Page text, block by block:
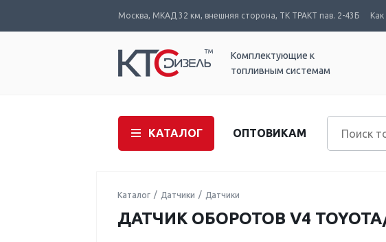
Москва, МКАД 32 км, внешняя сторона, ТК ТРАКТ пав. 2-43Б Как
Комплектующие к
топливным системам
КАТАЛОГ ОПТОВИКАМ
Каталог Датчики Датчики
ДАТЧИК ОБОРОТОВ V4 TOYOTA/